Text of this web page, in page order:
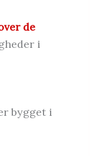
de
i
bygget i